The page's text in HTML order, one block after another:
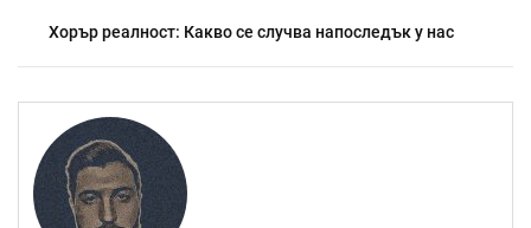
Хорър реалност: Какво се случва напоследък у нас